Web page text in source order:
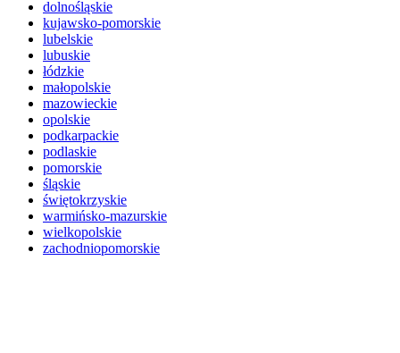
dolnośląskie
kujawsko-pomorskie
lubelskie
lubuskie
łódzkie
małopolskie
mazowieckie
opolskie
podkarpackie
podlaskie
pomorskie
śląskie
świętokrzyskie
warmińsko-mazurskie
wielkopolskie
zachodniopomorskie